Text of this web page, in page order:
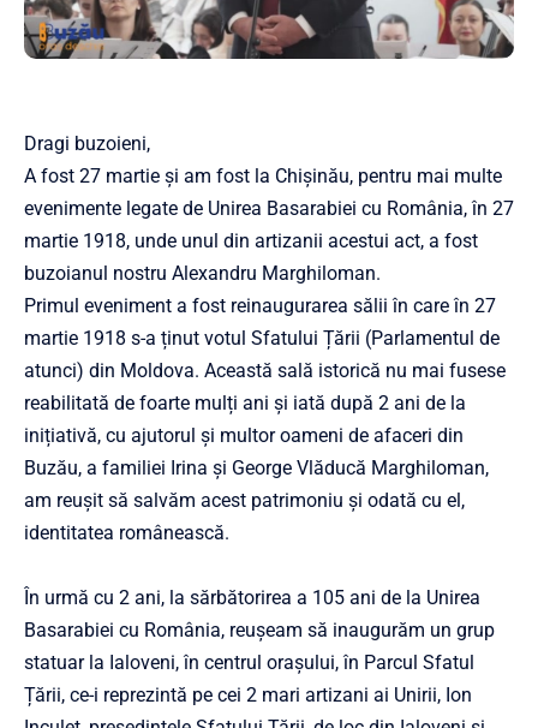
Dragi buzoieni,
A fost 27 martie și am fost la Chișinău, pentru mai multe
evenimente legate de Unirea Basarabiei cu România, în 27
martie 1918, unde unul din artizanii acestui act, a fost
buzoianul nostru Alexandru Marghiloman.
Primul eveniment a fost reinaugurarea sălii în care în 27
martie 1918 s-a ținut votul Sfatului Țării (Parlamentul de
atunci) din Moldova. Această sală istorică nu mai fusese
reabilitată de foarte mulți ani și iată după 2 ani de la
inițiativă, cu ajutorul și multor oameni de afaceri din
Buzău, a familiei Irina și George Vlăducă Marghiloman,
am reușit să salvăm acest patrimoniu și odată cu el,
identitatea românească.
În urmă cu 2 ani, la sărbătorirea a 105 ani de la Unirea
Basarabiei cu România, reușeam să inaugurăm un grup
statuar la Ialoveni, în centrul orașului, în Parcul Sfatul
Țării, ce-i reprezintă pe cei 2 mari artizani ai Unirii, Ion